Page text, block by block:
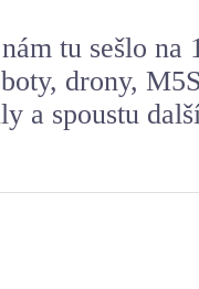
tu sešlo
drony,
a spoustu